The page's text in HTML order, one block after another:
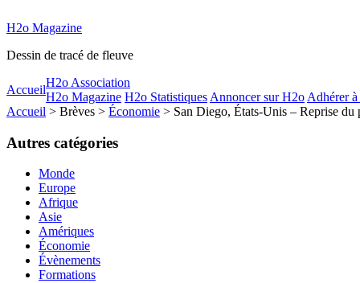
H2o Magazine
Dessin de tracé de fleuve
Accueil
H2o Association
H2o Magazine H2o Statistiques Annoncer sur H2o Adhérer
Accueil > Brèves > Économie > San Diego, États-Unis – Reprise du
Autres catégories
Monde
Europe
Afrique
Asie
Amériques
Économie
Évènements
Formations